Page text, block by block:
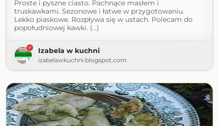
Proste i pyszne ciasto. Pachnące masłem i
truskawkami. Sezonowe i łatwe w przygotowaniu.
Lekko piaskowe. Rozpływa się w ustach. Polecam do
popołudniowej kawki. (...)
Izabela w kuchni
izabelawkuchni.blogspot.com